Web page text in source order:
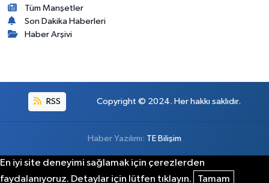
Tüm Manşetler
Son Dakika Haberleri
Haber Arşivi
RSS Copyright © 2024. Her hakkı saklıdır.
Haber Yazılımı: TE Bilişim
En iyi site deneyimi sağlamak için çerezlerden
faydalanıyoruz. Detaylar için lütfen tıklayın.
Tamam